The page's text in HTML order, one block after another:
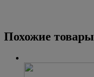
Похожие товары